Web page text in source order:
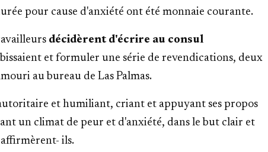
pour cause d'anxiété ont été monnaie courante.
décidèrent d'écrire au consul
et formuler une série de revendications, deux
au bureau de Las Palmas.
et humiliant, criant et appuyant ses propos
un climat de peur et d'anxiété, dans le but clair et
ils.